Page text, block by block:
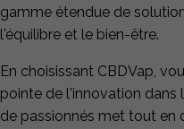
gamme étendue de
l'équilibre et le bien-être.
En choisissant CBDVap,
pointe de l'innovation dans
de passionnés met tout en